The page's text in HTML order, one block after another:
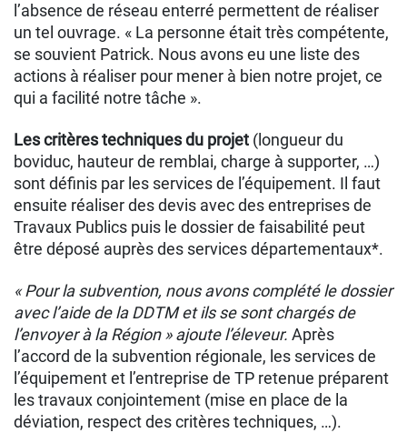
l’absence de réseau enterré permettent de réaliser
un tel ouvrage. « La personne était très compétente,
se souvient Patrick. Nous avons eu une liste des
actions à réaliser pour mener à bien notre projet, ce
qui a facilité notre tâche ».
Les critères techniques du projet (longueur du
boviduc, hauteur de remblai, charge à supporter, …)
sont définis par les services de l’équipement. Il faut
ensuite réaliser des devis avec des entreprises de
Travaux Publics puis le dossier de faisabilité peut
être déposé auprès des services départementaux*.
« Pour la subvention, nous avons complété le dossier
avec l’aide de la DDTM et ils se sont chargés de
l’envoyer à la Région » ajoute l’éleveur. Après
l’accord de la subvention régionale, les services de
l’équipement et l’entreprise de TP retenue préparent
les travaux conjointement (mise en place de la
déviation, respect des critères techniques, …).